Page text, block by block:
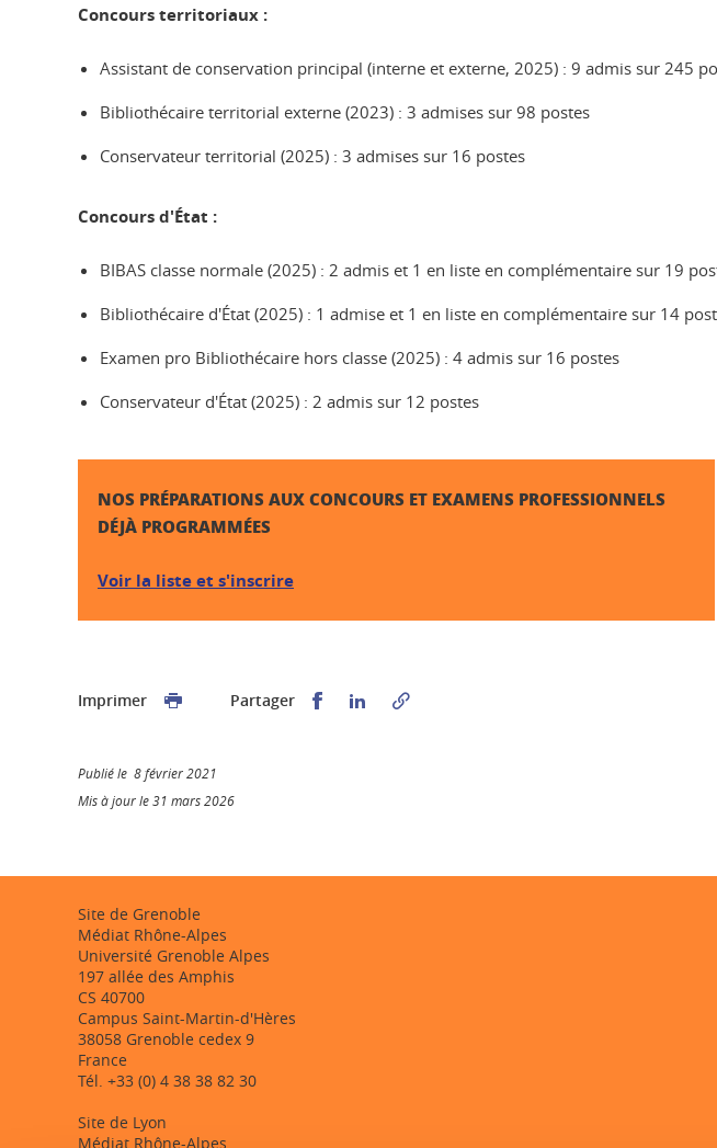
Concours territoriaux :
Assistant de conservation principal (interne et externe, 2025) : 9 admis sur 245
Bibliothécaire territorial externe (2023) : 3 admises sur 98 postes
Conservateur territorial (2025) : 3 admises sur 16 postes
Concours d'État :
BIBAS classe normale (2025) : 2 admis et 1 en liste en complémentaire sur 19
Bibliothécaire d'État (2025) : 1 admise et 1 en liste en complémentaire sur 14
Examen pro Bibliothécaire hors classe (2025) : 4 admis sur 16 postes
Conservateur d'État (2025) : 2 admis sur 12 postes
NOS PRÉPARATIONS AUX CONCOURS ET EXAMENS PROFESSIONNELS
DÉJÀ PROGRAMMÉES
Voir la liste et s'inscrire
Imprimer Partager Partager sur Facebook
Partager sur LinkedIn
Publié le 8 février 2021
Mis à jour le 31 mars 2026
Site de Grenoble
Médiat Rhône-Alpes
Université Grenoble Alpes
197 allée des Amphis
CS 40700
Campus Saint-Martin-d'Hères
38058 Grenoble cedex 9
France
Tél. +33 (0) 4 38 38 82 30
Site de Lyon
Médiat Rhône-Alpes